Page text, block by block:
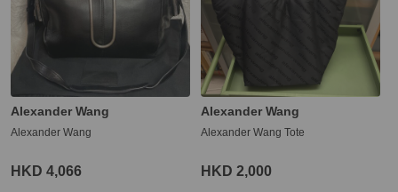
Alexander Wang
Alexander Wang
HKD 4,066
Alexander Wang
Alexander Wang Tote
HKD 2,000